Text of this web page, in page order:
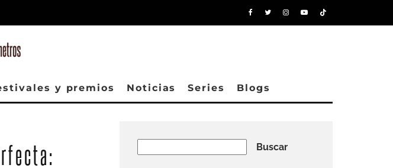
y premios Noticias Series Blogs
Buscar